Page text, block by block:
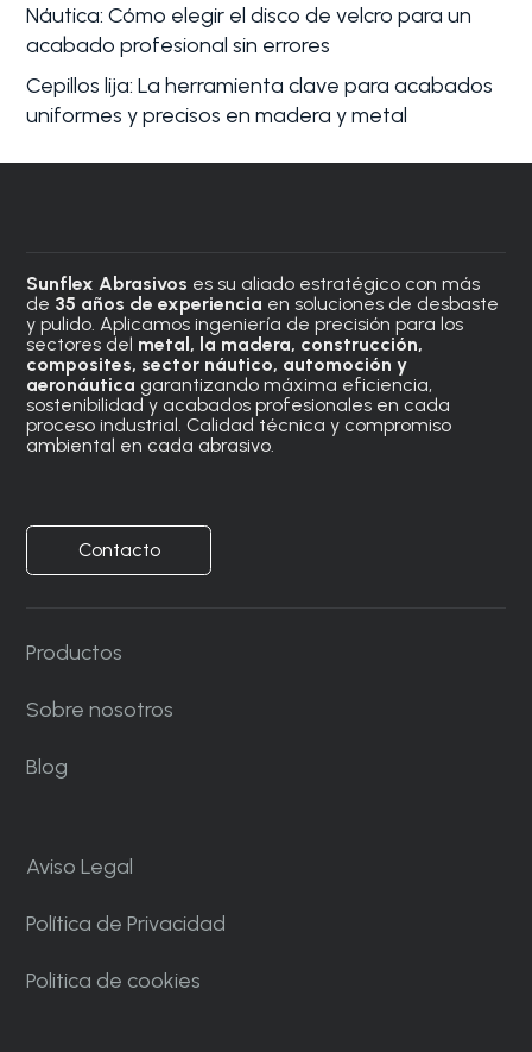
Náutica: Cómo elegir el disco de velcro para un
acabado profesional sin errores
Cepillos lija: La herramienta clave para acabados
uniformes y precisos en madera y metal
Sunflex Abrasivos es su aliado estratégico con más
de 35 años de experiencia en soluciones de desbaste
y pulido. Aplicamos ingeniería de precisión para los
sectores del metal, la madera, construcción,
composites, sector náutico, automoción y
aeronáutica garantizando máxima eficiencia,
sostenibilidad y acabados profesionales en cada
proceso industrial. Calidad técnica y compromiso
ambiental en cada abrasivo.
Contacto
Productos
Sobre nosotros
Blog
Aviso Legal
Política de Privacidad
Politica de cookies